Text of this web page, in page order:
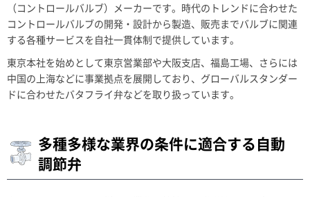
（コントロールバルブ）メーカーです。時代のトレンドに合わせた
コントロールバルブの開発・設計から製造、販売までバルブに関連
する各種サービスを自社一貫体制で提供しています。
東京本社を始めとして東京営業部や大阪支店、福島工場、さらには
中国の上海などに事業拠点を展開しており、グローバルスタンダー
ドに合わせたバタフライ弁などを取り扱っています。
多種多様な業界の条件に適合する自動
調節弁